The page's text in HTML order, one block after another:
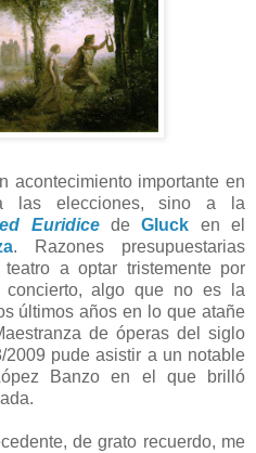
acontecimiento importante en
las elecciones, sino a la
EuridicedeGluck en el
. Razones presupuestarias
a optar tristemente por
algo que no es la
últimos años en lo que atañe
de óperas del siglo
2009 pude asistir a un notable
Banzo en el que brilló
de grato recuerdo, me